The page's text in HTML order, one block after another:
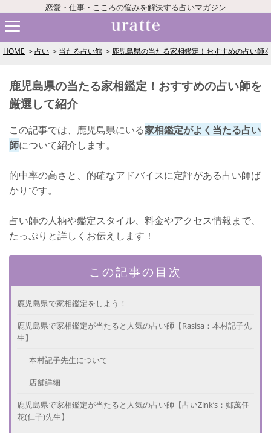
恋愛・仕事・こころの悩みを解決する占いマガジン
HOME 占い 当たる占い館 鹿児島県の当たる家相鑑定！おすすめの占い師
鹿児島県の当たる家相鑑定！おすすめの占い師を
厳選して紹介
この記事では、鹿児島県にいる家相鑑定がよく当たる占い
師について紹介します。
的中率の高さと、的確なアドバイスに定評がある占い師ば
かりです。
占い師の人柄や鑑定スタイル、料金やアクセス情報まで、
たっぷりと詳しくお伝えします！
この記事の目次
鹿児島県で家相鑑定をしよう！
鹿児島県で家相鑑定が当たると人気の占い師【Rasisa：本村記子先
生】
本村記子先生について
店舗詳細
鹿児島県で家相鑑定が当たると人気の占い師【占いZink’s：郷萬任
花(仁子)先生】